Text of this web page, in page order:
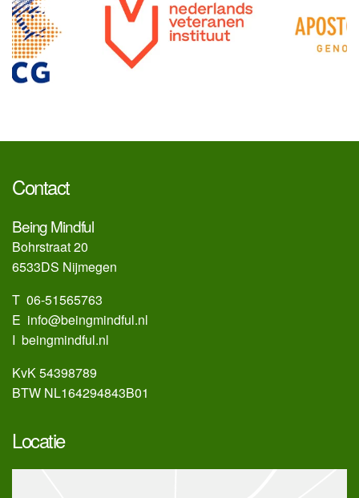
Contact
Being Mindful
Bohrstraat 20
6533DS Nijmegen
T 06-51565763
E info@beingmindful.nl
I beingmindful.nl
KvK 54398789
BTW NL164294843B01
Locatie